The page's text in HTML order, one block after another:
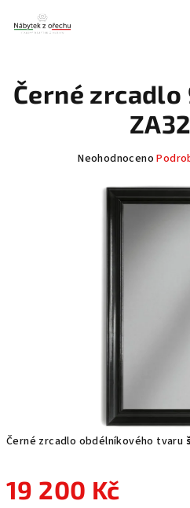
obsah
Černé zrcadlo obdélníkového tvaru
19 200 Kč
Černé zrcadlo
Průměrné
produktu
hvězdiček.
Neohodnoceno